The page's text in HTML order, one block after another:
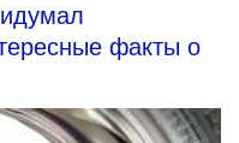
факты о